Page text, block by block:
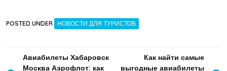
POSTED UNDER НОВОСТИ ДЛЯ ТУРИСТОВ
Навигация
Авиабилеты Хабаровск
Москва Аэрофлот: как
Как найти самые
выгодные авиабилеты